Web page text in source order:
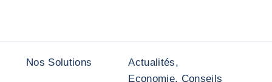
Nos Solutions
Actualités,
Economie, Conseils